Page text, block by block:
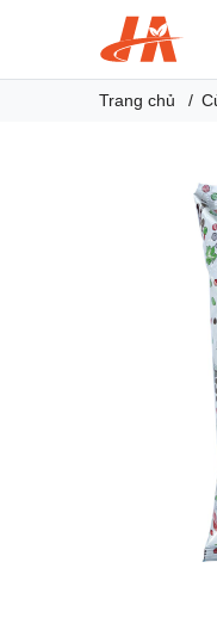
Trang chủ